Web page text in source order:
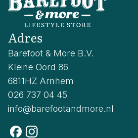
Adres
Barefoot & More B.V.
Kleine Oord 86
6811HZ Arnhem
026 737 04 45
info@barefootandmore.nl